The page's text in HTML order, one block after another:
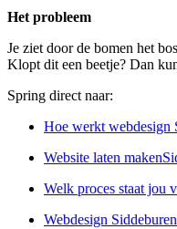
Het probleem
Je ziet door de bomen het
Klopt dit een beetje? Dan
Spring direct naar:
Hoe werkt webdesign
Website laten
Welk proces staat jou
Webdesign